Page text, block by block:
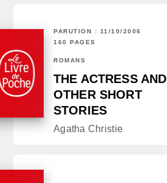
PARUTION : 11/10/2006
160 PAGES
ROMANS
THE ACTRESS AND
OTHER SHORT
STORIES
Agatha Christie